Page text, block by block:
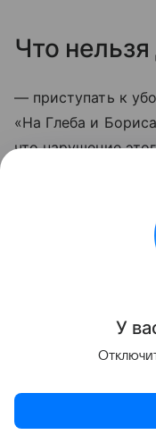
Что
— приступать к
«На Глеба и
что нарушение
У